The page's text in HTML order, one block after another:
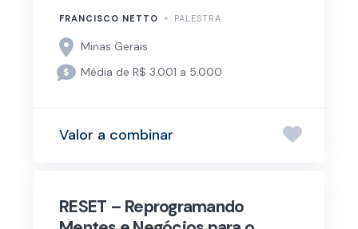
FRANCISCO NETTO PALESTRA
Minas Gerais
Média de R$ 3.001 a 5.000
Valor a combinar
RESET – Reprogramando